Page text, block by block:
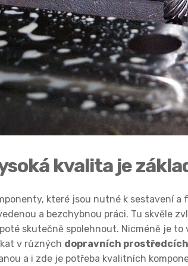
kvalita je
které jsou nutné k sestavení
a bezchybnou práci. Tu skvěle
skutečně spolehnout. Nicméně je
v různých dopravních
a i zde je potřeba kvalitních